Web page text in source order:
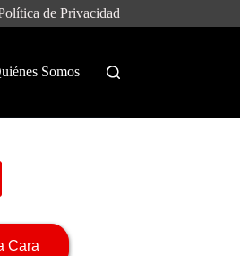
de Privacidad
Somos
Cara